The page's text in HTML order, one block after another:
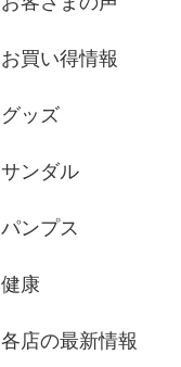
お買い得情報
グッズ
サンダル
パンプス
健康
各店の最新情報